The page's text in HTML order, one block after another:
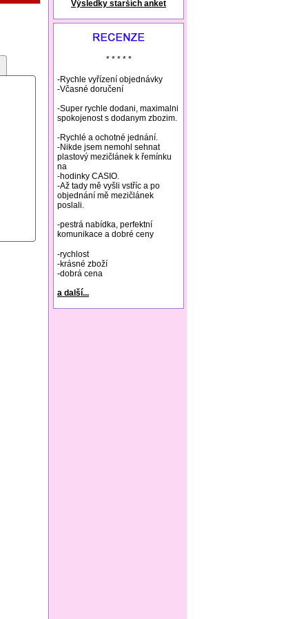
natural remedies rosacea
Výsledky starších anket
* * * * *
-Rychle vyřízení objednávky
-Včasné doručení
-Super rychle dodani, maximalni
spokojenost s dodanym zbozim.
-Rychlé a ochotné jednání.
-Nikde jsem nemohl sehnat
plastový mezičlánek k řemínku
na
-hodinky CASIO.
-Až tady mě vyšli vstříc a po
objednání mě mezičlánek
poslali.
-pestrá nabídka, perfektní
komunikace a dobré ceny
-rychlost
-krásné zboží
-dobrá cena
a další...